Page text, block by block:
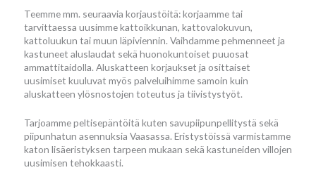
Teemme mm. seuraavia korjaustöitä: korjaamme tai
tarvittaessa uusimme kattoikkunan, kattovalokuvun,
kattoluukun tai muun läpiviennin. Vaihdamme pehmenneet ja
kastuneet aluslaudat sekä huonokuntoiset puuosat
ammattitaidolla. Aluskatteen korjaukset ja osittaiset
uusimiset kuuluvat myös palveluihimme samoin kuin
aluskatteen ylösnostojen toteutus ja tiivistystyöt.
Tarjoamme peltisepäntöitä kuten savupiipunpellitystä sekä
piipunhatun asennuksia Vaasassa. Eristystöissä varmistamme
katon lisäeristyksen tarpeen mukaan sekä kastuneiden villojen
uusimisen tehokkaasti.